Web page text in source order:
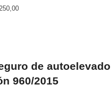
de
960/2015